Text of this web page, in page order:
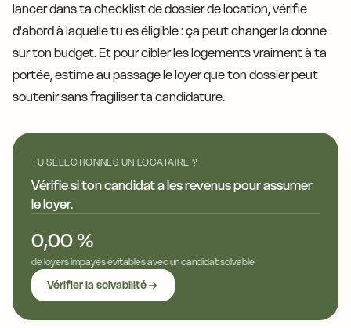
lancer dans ta checklist de dossier de location, vérifie
d'abord à laquelle tu es éligible : ça peut changer la donne
sur ton budget. Et pour cibler les logements vraiment à ta
portée, estime au passage le loyer que ton dossier peut
soutenir sans fragiliser ta candidature.
TU SÉLECTIONNES UN LOCATAIRE ?
Vérifie si ton candidat a les revenus pour assumer
le loyer.
0,00 %
de loyers impayés évitables avec un candidat solvable
Vérifier la solvabilité